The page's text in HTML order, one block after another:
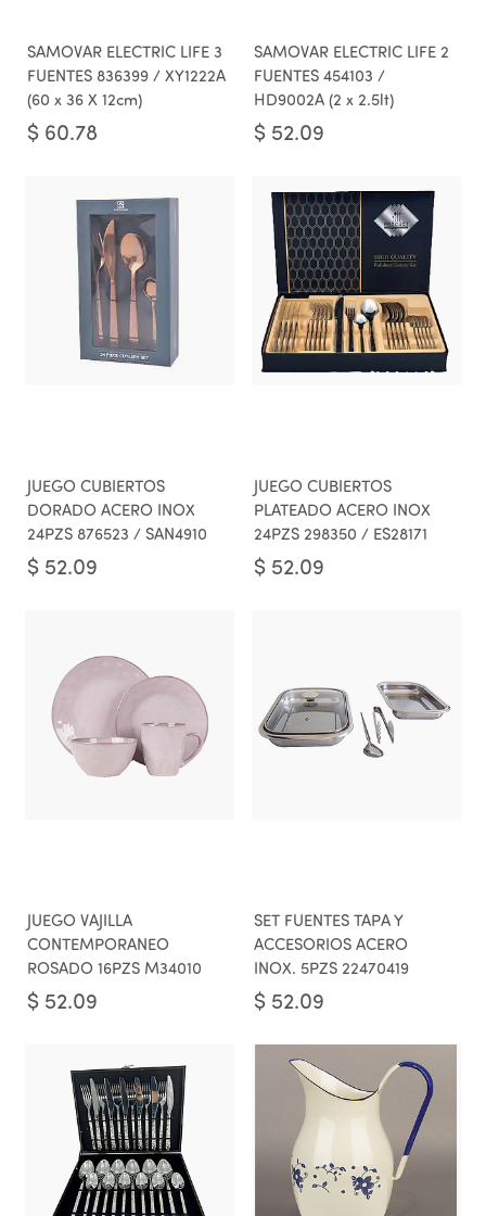
SAMOVAR ELECTRIC LIFE 3
FUENTES 836399 / XY1222A
(60 x 36 X 12cm)
$ 60.78
SAMOVAR ELECTRIC LIFE 2
FUENTES 454103 /
HD9002A (2 x 2.5lt)
$ 52.09
JUEGO CUBIERTOS
DORADO ACERO INOX
24PZS 876523 / SAN4910
$ 52.09
JUEGO CUBIERTOS
PLATEADO ACERO INOX
24PZS 298350 / ES28171
$ 52.09
JUEGO VAJILLA
CONTEMPORANEO
ROSADO 16PZS M34010
$ 52.09
SET FUENTES TAPA Y
ACCESORIOS ACERO
INOX. 5PZS 22470419
$ 52.09